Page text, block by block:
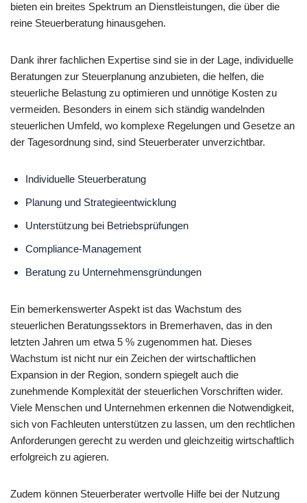
bieten ein breites Spektrum an Dienstleistungen, die über die
reine Steuerberatung hinausgehen.
Dank ihrer fachlichen Expertise sind sie in der Lage, individuelle
Beratungen zur Steuerplanung anzubieten, die helfen, die
steuerliche Belastung zu optimieren und unnötige Kosten zu
vermeiden. Besonders in einem sich ständig wandelnden
steuerlichen Umfeld, wo komplexe Regelungen und Gesetze an
der Tagesordnung sind, sind Steuerberater unverzichtbar.
Individuelle Steuerberatung
Planung und Strategieentwicklung
Unterstützung bei Betriebsprüfungen
Compliance-Management
Beratung zu Unternehmensgründungen
Ein bemerkenswerter Aspekt ist das Wachstum des
steuerlichen Beratungssektors in Bremerhaven, das in den
letzten Jahren um etwa 5 % zugenommen hat. Dieses
Wachstum ist nicht nur ein Zeichen der wirtschaftlichen
Expansion in der Region, sondern spiegelt auch die
zunehmende Komplexität der steuerlichen Vorschriften wider.
Viele Menschen und Unternehmen erkennen die Notwendigkeit,
sich von Fachleuten unterstützen zu lassen, um den rechtlichen
Anforderungen gerecht zu werden und gleichzeitig wirtschaftlich
erfolgreich zu agieren.
Zudem können Steuerberater wertvolle Hilfe bei der Nutzung